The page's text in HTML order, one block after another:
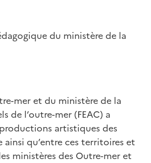
du ministère de la
mer et du ministère de la
de l’outre-mer (FEAC) a
artistiques des
qu’entre ces territoires et
ministères des Outre-mer et